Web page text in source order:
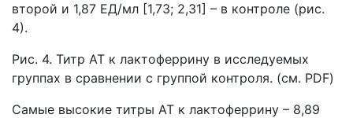
второй и 1,87 ЕД/мл [1,73; 2,31] – в контроле (рис.
4).
Рис. 4. Титр АТ к лактоферрину в исследуемых
группах в сравнении с группой контроля. (см. PDF)
Самые высокие титры АТ к лактоферрину – 8,89